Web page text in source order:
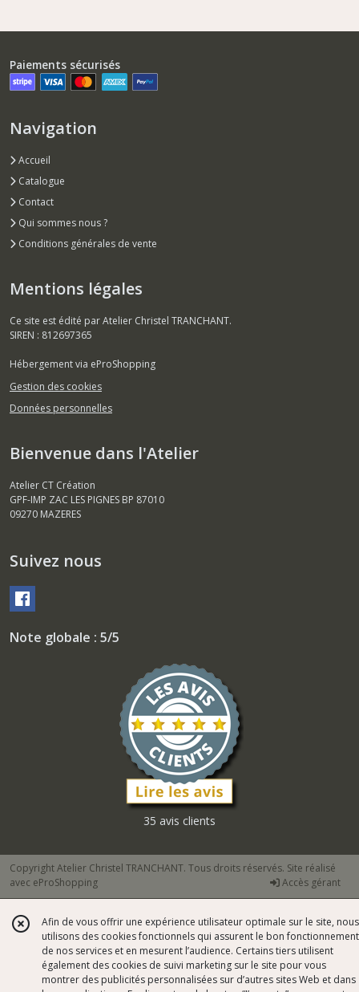
Paiements sécurisés
Navigation
Accueil
Catalogue
Contact
Qui sommes nous ?
Conditions générales de vente
Mentions légales
Ce site est édité par Atelier Christel TRANCHANT.
SIREN : 812697365
Hébergement via eProShopping
Gestion des cookies
Données personnelles
Bienvenue dans l'Atelier
Atelier CT Création
GPF-IMP ZAC LES PIGNES BP 87010
09270 MAZERES
Suivez nous
Note globale : 5/5
35 avis clients
Copyright Atelier Christel TRANCHANT. Tous droits réservés. Site réalisé
avec eProShopping Accès gérant
Afin de vous offrir une expérience utilisateur optimale sur le site, nous
utilisons des cookies fonctionnels qui assurent le bon fonctionnement
de nos services et en mesurent l’audience. Certains tiers utilisent
également des cookies de suivi marketing sur le site pour vous
montrer des publicités personnalisées sur d’autres sites Web et dans